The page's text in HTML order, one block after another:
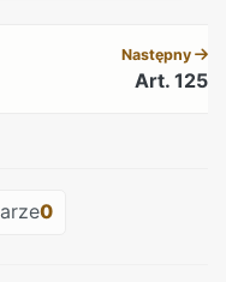
Następny
Art. 125
0